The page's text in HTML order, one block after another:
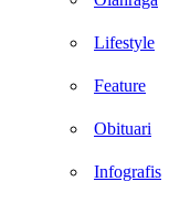
Lifestyle
Feature
Obituari
Infografis